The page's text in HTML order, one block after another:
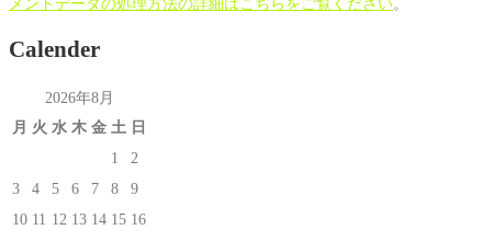
Calender
2026年8月
月 火 水 木 金 土 日
1
2
3
4 5 6 7 8
9
10 11 12 13 14 15 16